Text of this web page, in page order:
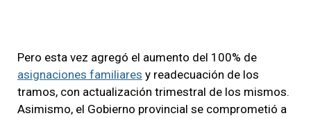
Pero esta vez agregó el aumento del 100% de
asignaciones familiares y readecuación de los
tramos, con actualización trimestral de los mismos.
Asimismo, el Gobierno provincial se comprometió a